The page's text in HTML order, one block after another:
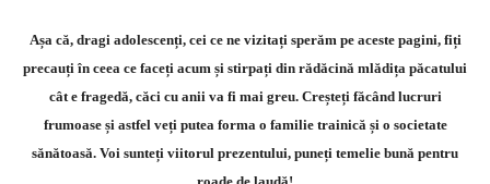
Așa că, dragi adolescenți, cei ce ne vizitați sperăm pe aceste pagini, fiți
precauți în ceea ce faceți acum și stirpați din rădăcină mlădița păcatului
cât e fragedă, căci cu anii va fi mai greu. Creșteți făcând lucruri
frumoase și astfel veți putea forma o familie trainică și o societate
sănătoasă. Voi sunteți viitorul prezentului, puneți temelie bună pentru